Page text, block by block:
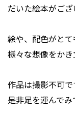
だいた絵本がござ
絵や、配色がと
様々な想像をかき
作品は撮影不可
是非足を運んでみ